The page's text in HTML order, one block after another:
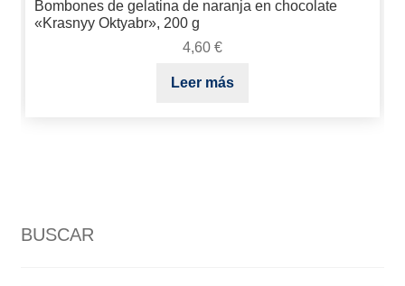
Bombones de gelatina de naranja en chocolate
«Krasnyy Oktyabr», 200 g
4,60 €
Leer más
BUSCAR